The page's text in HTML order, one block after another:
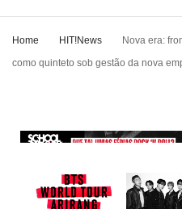
Home HIT!News
Nova era:
como quinteto sob gestão da nova